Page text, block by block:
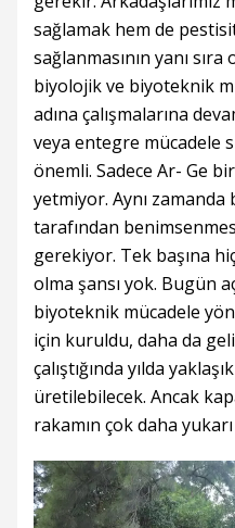
sağlamak hem de
sağlanmasının yanı
biyolojik ve biyoteknik
adına çalışmalarına
veya entegre mücadele
önemli. Sadece Ar- Ge
yetmiyor. Aynı
tarafından
gerekiyor. Tek başına
olma şansı yok. Bugün
biyoteknik mücadele
için kuruldu, daha da
çalıştığında yılda
üretilebilecek. Ancak
rakamın çok daha yukarı